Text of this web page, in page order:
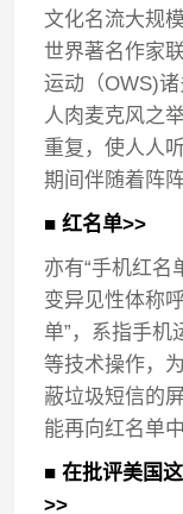
文化名流大规
世界著名作家
运动（OWS)
人肉麦克风之
重复，使人人
期间伴随着阵
■ 红名单>>
亦有“手机红名
变异见性体称
单”，系指手机
等技术操作，
蔽垃圾短信的
能再向红名单
■ 在批评美国
>>